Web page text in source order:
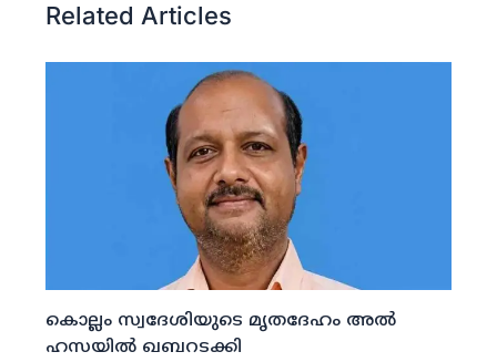
Related Articles
കൊല്ലം സ്വദേശിയുടെ മൃതദേഹം അല്‍
ഹസയില്‍ ഖബറടക്കി